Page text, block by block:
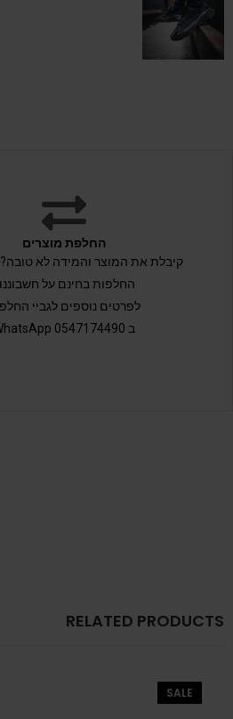
החלפת מוצרים
קיבלת את המוצר והמידה לא טובה?
החלפות בחינם על
לפרטים נוספים לגביי
ב 0547174490 WhatsApp
RELATED PRODUCTS
SALE